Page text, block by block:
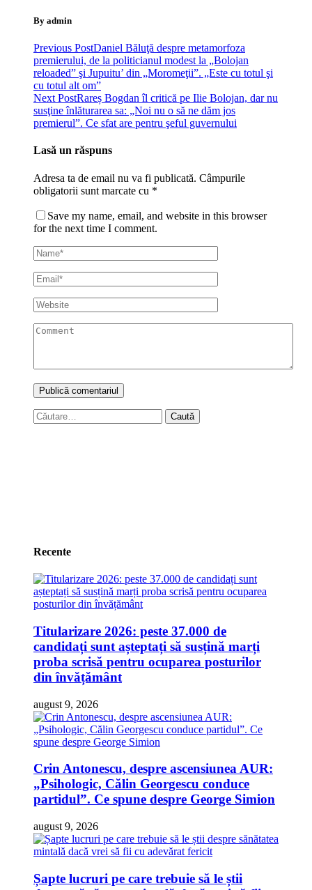
By admin
Previous PostDaniel Băluţă despre metamorfoza
premierului, de la politicianul modest la „Bolojan
reloaded” şi Jupuitu’ din „Moromeţii”. „Este cu totul şi
cu totul alt om”
Next PostRareș Bogdan îl critică pe Ilie Bolojan, dar nu
susţine înlăturarea sa: „Noi nu o să ne dăm jos
premierul”. Ce sfat are pentru şeful guvernului
Lasă un răspuns
Adresa ta de email nu va fi publicată. Câmpurile
obligatorii sunt marcate cu *
Save my name, email, and website in this browser
for the next time I comment.
Caută
după:
Recente
Titularizare 2026: peste 37.000 de
candidați sunt așteptați să susțină marți
proba scrisă pentru ocuparea posturilor
din învățământ
august 9, 2026
Crin Antonescu, despre ascensiunea AUR:
„Psihologic, Călin Georgescu conduce
partidul”. Ce spune despre George Simion
august 9, 2026
Șapte lucruri pe care trebuie să le știi